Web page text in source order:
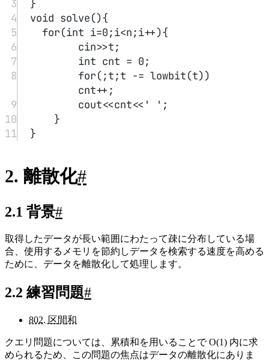
3
}
4
void solve(){
5
for(int i=0;i<n;i++){
6
cin>>t;
7
int cnt = 0;
8
for(;t;t -= lowbit(t))
cnt++;
9
cout<<cnt<< ' ' ;
10
}
11
}
2. 離散化#
2.1 背景#
取得したデータが長い範囲にわたって疎に分布している場
合、使用するメモリを節約しデータを検索する速度を高める
ために、データを離散化して処理します。
2.2 練習問題#
802. 区間和
クエリ問題については、累積和を用いることで O(1) 内に求
められるため、この問題の焦点はデータの離散化にありま